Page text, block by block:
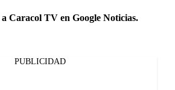
a Caracol TV en Google Noticias.
PUBLICIDAD